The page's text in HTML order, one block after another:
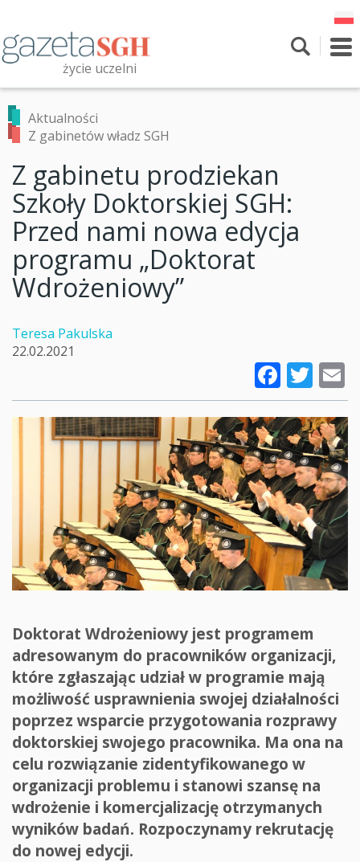
treści
życie uczelni
Przeszukaj witrynę
Aktualności
Z gabinetów władz SGH
Z gabinetu prodziekan
Szkoły Doktorskiej SGH:
Przed nami nowa edycja
programu „Doktorat
Wdrożeniowy”
Teresa Pakulska
22.02.2021
Doktorat Wdrożeniowy jest programem
adresowanym do pracowników organizacji,
które zgłaszając udział w programie mają
możliwość usprawnienia swojej działalności
poprzez wsparcie przygotowania rozprawy
doktorskiej swojego pracownika. Ma ona na
celu rozwiązanie zidentyfikowanego w
organizacji problemu i stanowi szansę na
wdrożenie i komercjalizację otrzymanych
wyników badań. Rozpoczynamy rekrutację
do nowej edycji.